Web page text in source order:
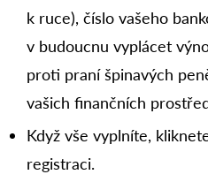
k ruce), číslo vašeho
v budoucnu vyplácet
proti praní špinavých
vašich finančních
Když vše vyplníte,
registraci.